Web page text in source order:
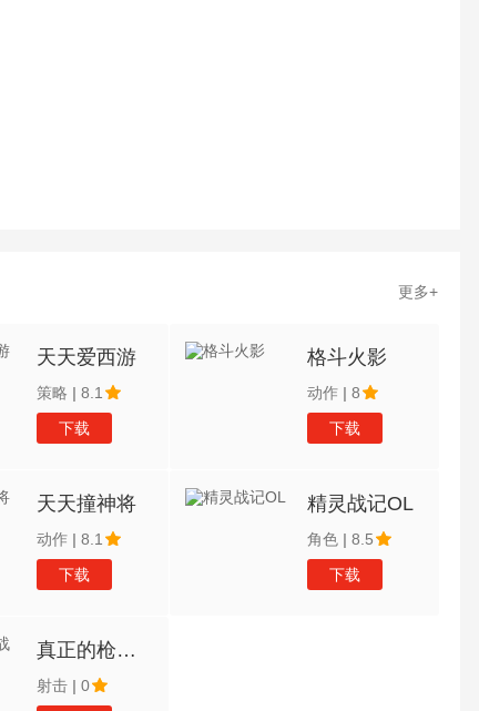
更多+
天天爱西游
策略 | 8.1
下载
格斗火影
动作 | 8
下载
天天撞神将
动作 | 8.1
下载
精灵战记OL
角色 | 8.5
下载
真正的枪战射
射击 | 0